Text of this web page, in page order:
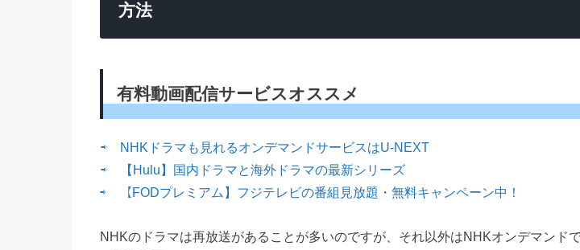
方法
有料動画配信サービスオススメ
⇨ NHKドラマも見れるオンデマンドサービスはU-NEXT
⇨ 【Hulu】国内ドラマと海外ドラマの最新シリーズ
⇨ 【FODプレミアム】フジテレビの番組見放題・無料キャンペーン中！
NHKのドラマは再放送があることが多いのですが、それ以外はNHKオンデマンドで